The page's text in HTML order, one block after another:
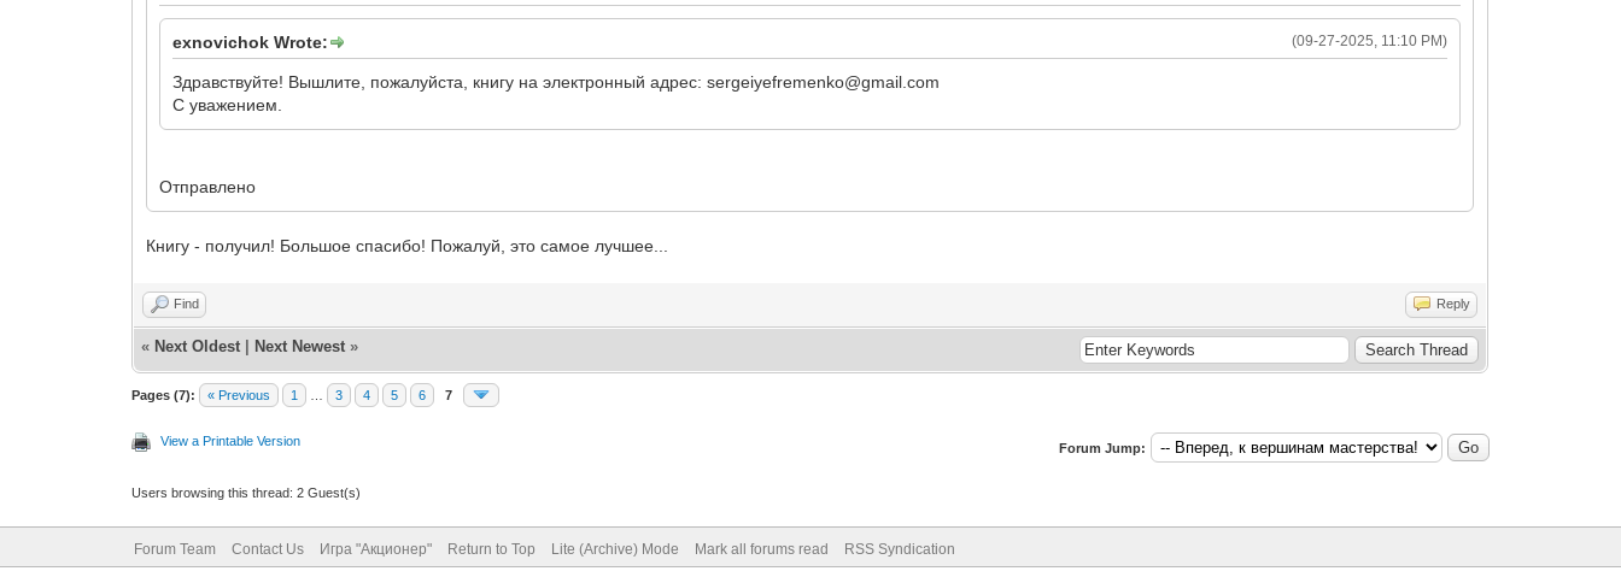
(09-27-2025, 11:10 PM)
exnovichok Wrote:
Здравствуйте! Вышлите, пожалуйста, книгу на электронный адрес: sergeiyefremenko@gmail.com
С уважением.
Отправлено
Книгу - получил! Большое спасибо! Пожалуй, это самое лучшее...
Find Reply
« Next Oldest Next Newest »
Pages (7): « Previous 1 3 4 5 6 7
View a Printable Version Forum Jump:
Users browsing this thread: 2 Guest(s)
Forum Team Contact Us Игра "Акционер" Return to Top Lite (Archive) Mode Mark all forums read RSS Syndication